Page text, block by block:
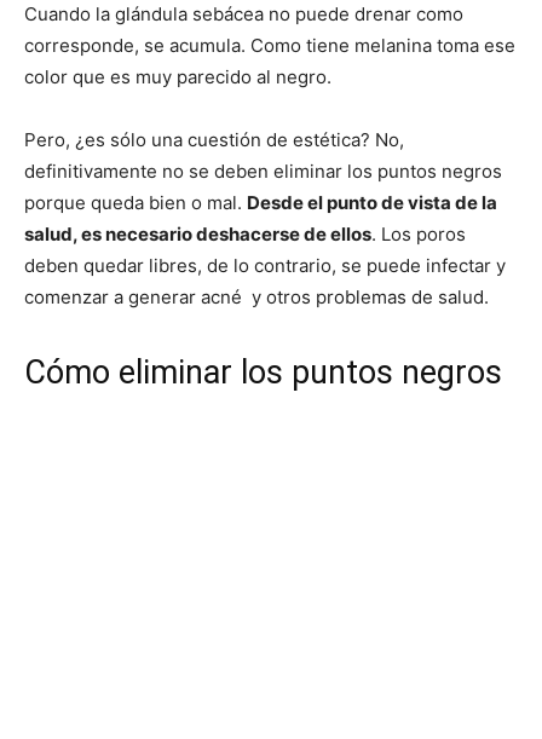
Cuando la glándula sebácea no puede drenar como
corresponde, se acumula. Como tiene melanina toma ese
color que es muy parecido al negro.
Pero, ¿es sólo una cuestión de estética? No,
definitivamente no se deben eliminar los puntos negros
porque queda bien o mal. Desde el punto de vista de la
salud, es necesario deshacerse de ellos. Los poros
deben quedar libres, de lo contrario, se puede infectar y
comenzar a generar acné y otros problemas de salud.
Cómo eliminar los puntos negros